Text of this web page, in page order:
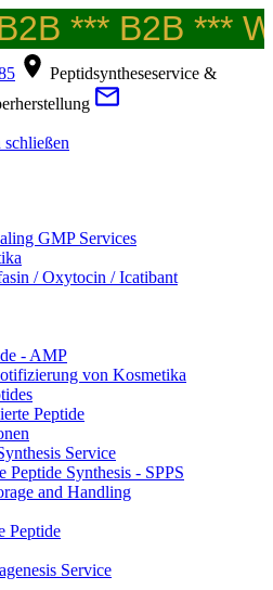
*** B2B ***
Peptidsyntheseservice &
GMP Services
/ Oxytocin / Icatibant
- AMP
von Kosmetika
Peptide
Service
Peptide Synthesis - SPPS
and Handling
Peptide
Service